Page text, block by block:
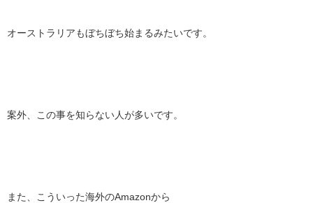
オーストラリアもぼちぼち始まるみたいです。
案外、この事を知らない人が多いです。
また、こういった海外のAmazonから